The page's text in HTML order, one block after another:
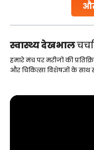
स्वास्थ्य देखभाल
हमारे मंच पर मरीजों की
और चिकित्सा विशेषज्ञों के साथ